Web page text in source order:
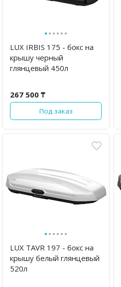
······
LUX IRBIS 175 - бокс на
крышу черный
глянцевый 450л
267 500 ₸
Под заказ
······
LUX TAVR 197 - бокс на
крышу белый глянцевый
520л